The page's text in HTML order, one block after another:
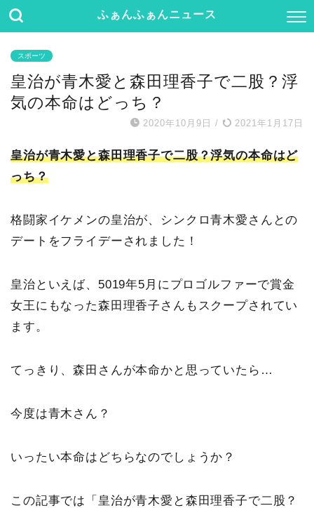
ふぁんふぁんニュース
スポーツ
皇治が青木愛と森田理香子で二股？浮
気の本命はどっち？
2020年10月9日 / 2021年1月17日
皇治が青木愛と森田理香子で二股？浮気の本命はど
っち？
格闘家イケメンの皇治が、シンクロ青木愛さんとの
デートをフライデーされました！
皇治といえば、5019年5月にプロゴルファーで賞金
女王にもなった森田理香子さんもスクープされてい
ます。
てっきり、森田さんが本命かと思っていたら…
今度は青木さん？
いったい本命はどちらなのでしょうか？
この記事では「皇治が青木愛と森田理香子で二股？